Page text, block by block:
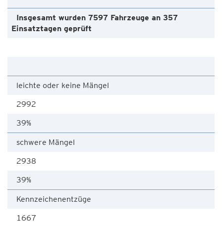
Insgesamt wurden 7597 Fahrzeuge an 357
Einsatztagen geprüft
leichte oder keine Mängel
2992
39%
schwere Mängel
2938
39%
Kennzeichenentzüge
1667